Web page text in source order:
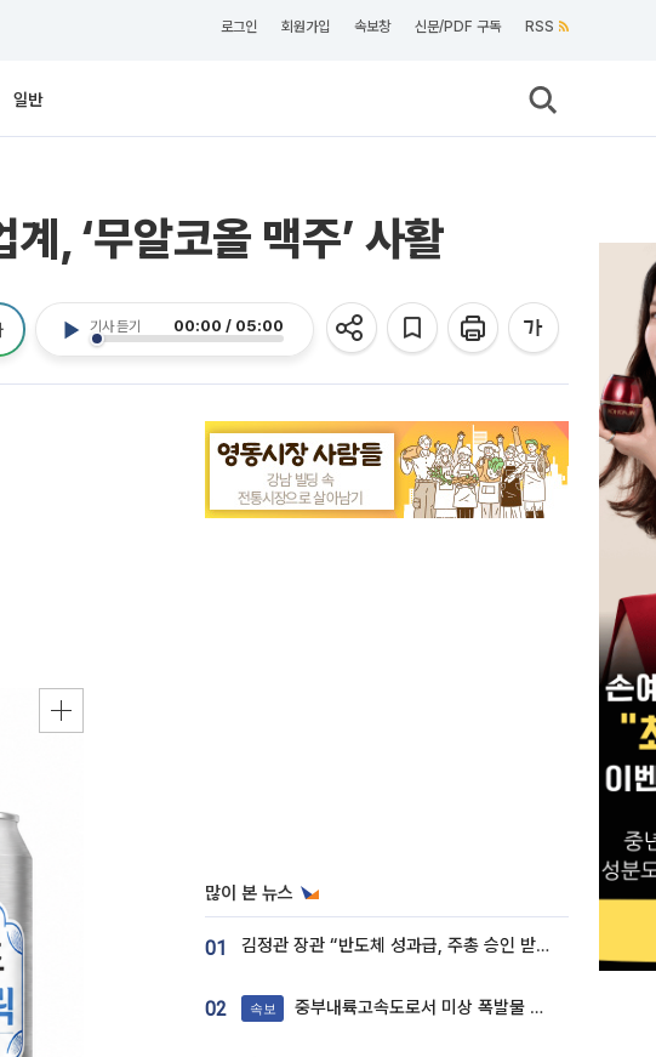
로그인 회원가입 속보창 신문/PDF 구독 RSS
일반
, ‘무알코올 맥주’ 사활
기사 듣기 00:00 / 05:00
많이 본 뉴스
01 김정관 장관 “반도체 성과급, 주총 승인 받도록”…상법·자본시장법 개정 시사
02 속보 중부내륙고속도로서 미상 폭발물 발견